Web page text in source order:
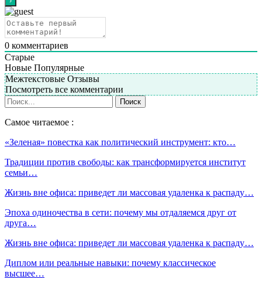
0 комментариев
Старые
Новые Популярные
Межтекстовые Отзывы
Посмотреть все комментарии
Самое читаемое :
«Зеленая» повестка как политический инструмент: кто…
Традиции против свободы: как трансформируется институт
семьи…
Жизнь вне офиса: приведет ли массовая удаленка к распаду…
Эпоха одиночества в сети: почему мы отдаляемся друг от
друга…
Жизнь вне офиса: приведет ли массовая удаленка к распаду…
Диплом или реальные навыки: почему классическое
высшее…